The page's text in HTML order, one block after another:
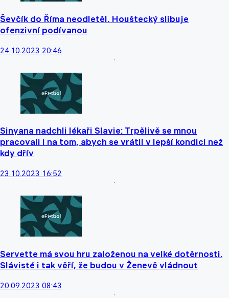
Ševčík do Říma neodletěl. Houštecký slibuje
ofenzivní podívanou
24.10.2023 20:46
Sinyana nadchli lékaři Slavie: Trpělivě se mnou
pracovali i na tom, abych se vrátil v lepší kondici než
kdy dřív
23.10.2023 16:52
Servette má svou hru založenou na velké dotěrnosti.
Slávisté i tak věří, že budou v Ženevě vládnout
20.09.2023 08:43